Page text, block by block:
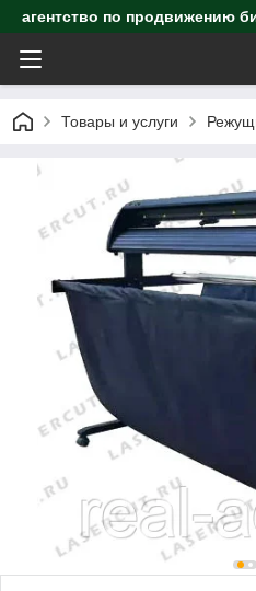
агентство по продвижению
Товары и услуги